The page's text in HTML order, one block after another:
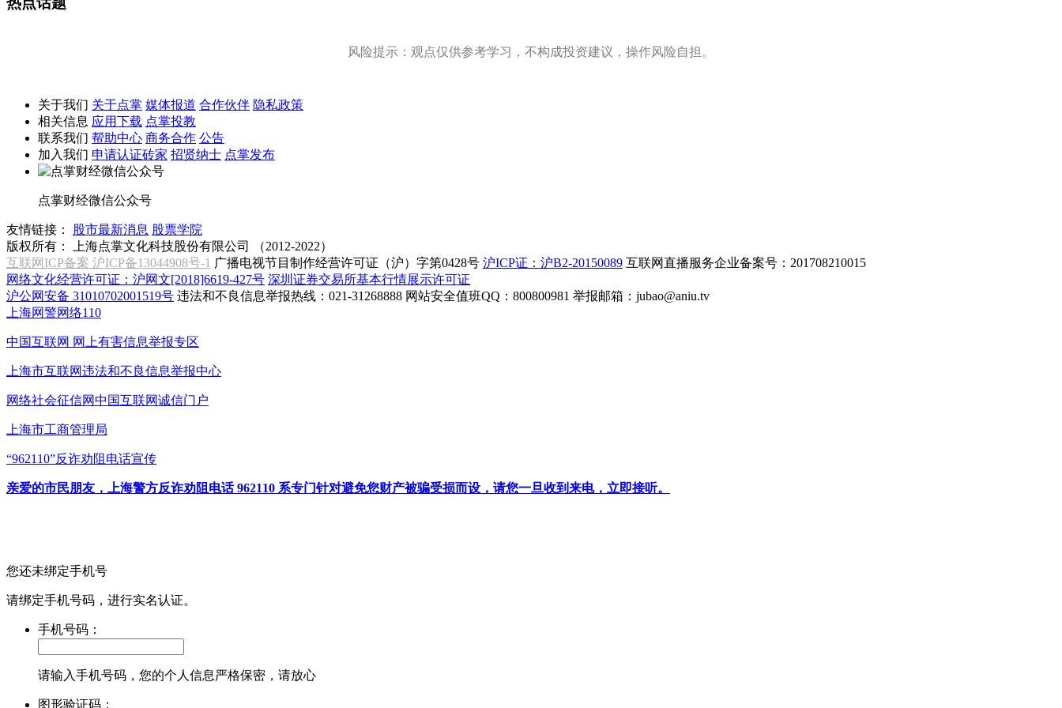
风险提示：观点仅供参考学习，不构成投资建议，操作风险自担。
关于我们 关于点掌 媒体报道 合作伙伴 隐私政策
相关信息 应用下载 点掌投教
联系我们 帮助中心 商务合作 公告
加入我们 申请认证砖家 招贤纳士 点掌发布
点掌财经微信公众号
友情链接： 股市最新消息 股票学院
版权所有：
上海点掌文化科技股份有限公司 （2012-2022）
互联网ICP备案 沪ICP备13044908号-1 广播电视节目制作经营许可证（沪）字第0428号 沪ICP证：沪B2-20150089 互联网直播服务企业备案号：201708210015
网络文化经营许可证：沪网文[2018]6619-427号 深圳证券交易所基本行情展示许可证
沪公网安备 31010702001519号 违法和不良信息举报热线：021-31268888 网站安全值班QQ：800800981 举报邮箱： jubao@aniu.tv
上海网警网络110
中国互联网 网上有害信息举报专区
上海市互联网违法和不良信息举报中心
网络社会征信网中国互联网诚信门户
上海市工商管理局
“962110”反诈劝阻电话宣传
亲爱的市民朋友，上海警方反诈劝阻电话 962110 系专门针对避免您财产被骗受损而设，请您一旦收到来电，立即接听。
您还未绑定手机号
请绑定手机号码，进行实名认证。
手机号码：
请输入手机号码，您的个人信息严格保密，请放心
图形验证码：